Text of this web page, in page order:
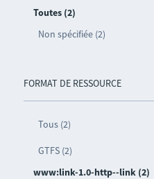
Toutes (2)
Non spécifiée (2)
FORMAT DE RESSOURCE
Tous (2)
GTFS (2)
www:link-1.0-http--link (2)